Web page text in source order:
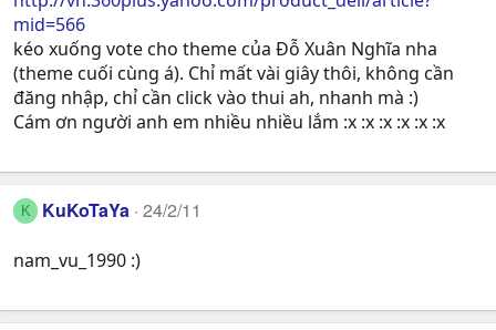
mid=566
kéo xuống vote cho theme của Đỗ Xuân Nghĩa nha
(theme cuối cùng á). Chỉ mất vài giây thôi, không cần
đăng nhập, chỉ cần click vào thui ah, nhanh mà :)
Cám ơn người anh em nhiều nhiều lắm :x :x :x :x :x :x
K KuKoTaYa 24/2/11
nam_vu_1990 :)